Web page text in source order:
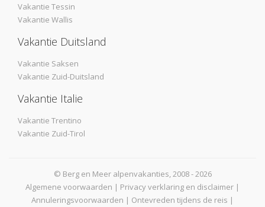
Vakantie Tessin
Vakantie Wallis
Vakantie Duitsland
Vakantie Saksen
Vakantie Zuid-Duitsland
Vakantie Italie
Vakantie Trentino
Vakantie Zuid-Tirol
© Berg en Meer alpenvakanties, 2008 - 2026
Algemene voorwaarden | Privacy verklaring en disclaimer |
Annuleringsvoorwaarden | Ontevreden tijdens de reis |